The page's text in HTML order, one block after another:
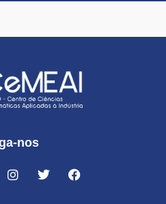
nos